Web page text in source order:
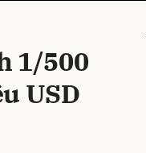
1/500
USD